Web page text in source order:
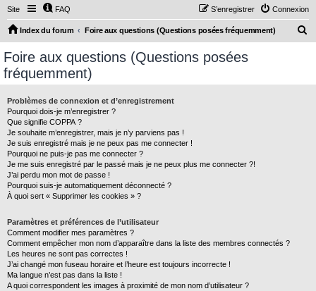
Site FAQ Connexion
S’enregistrer
Index du forum Foire aux questions (Questions posées fréquemment)
Foire aux questions (Questions posées
fréquemment)
Problèmes de connexion et d’enregistrement
Pourquoi dois-je m’enregistrer ?
Que signifie COPPA ?
Je souhaite m’enregistrer, mais je n’y parviens pas !
Je suis enregistré mais je ne peux pas me connecter !
Pourquoi ne puis-je pas me connecter ?
Je me suis enregistré par le passé mais je ne peux plus me connecter ?!
J’ai perdu mon mot de passe !
Pourquoi suis-je automatiquement déconnecté ?
À quoi sert « Supprimer les cookies » ?
Paramètres et préférences de l’utilisateur
Comment modifier mes paramètres ?
Comment empêcher mon nom d’apparaître dans la liste des membres connectés ?
Les heures ne sont pas correctes !
J’ai changé mon fuseau horaire et l’heure est toujours incorrecte !
Ma langue n’est pas dans la liste !
A quoi correspondent les images à proximité de mon nom d’utilisateur ?